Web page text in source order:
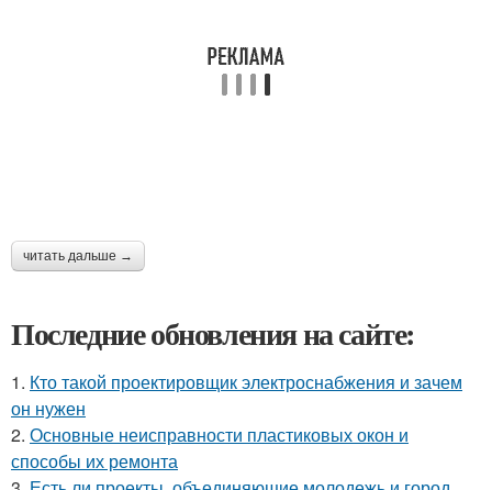
читать дальше →
Последние обновления на сайте:
1. Кто такой проектировщик электроснабжения и зачем
он нужен
2. Основные неисправности пластиковых окон и
способы их ремонта